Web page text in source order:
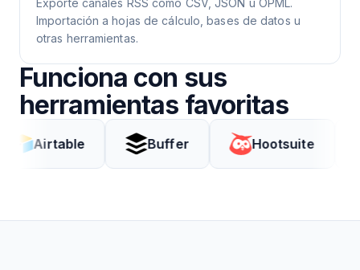
Exporte canales RSS como CSV, JSON u OPML.
Importación a hojas de cálculo, bases de datos u
otras herramientas.
Funciona con sus
herramientas favoritas
Buffer Hootsuite